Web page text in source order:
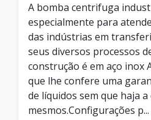
A bomba centrifuga
especialmente para
das indústrias em
seus diversos processos
construção é em aço inox
que lhe confere uma
de líquidos sem que haja
mesmos.Configurações p...